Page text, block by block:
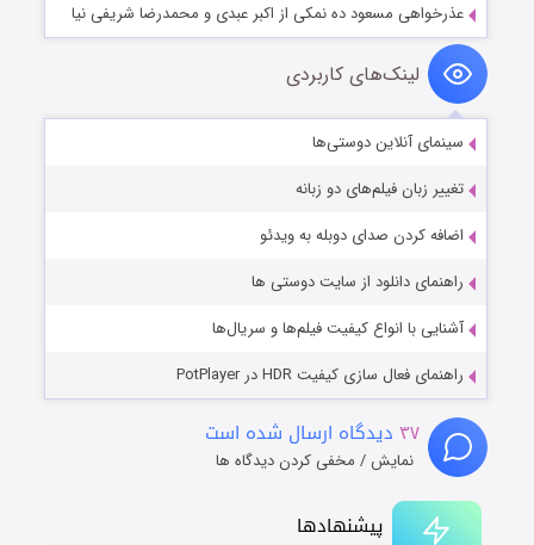
پیشنهادها
عذرخواهی مسعود ده نمكی از اكبر عبدی و محمدرضا شريفی نيا
لینک‌های کاربردی
سینمای آنلاین دوستی‌ها
تغییر زبان فیلم‌های دو زبانه
اضافه کردن صدای دوبله به ویدئو
راهنمای دانلود از سایت دوستی ها
آشنایی با انواع کیفیت فیلم‌ها و سریال‌ها
راهنمای فعال سازی کیفیت HDR در PotPlayer
۳۷ دیدگاه ارسال شده است
نمایش / مخفی کردن دیدگاه ها